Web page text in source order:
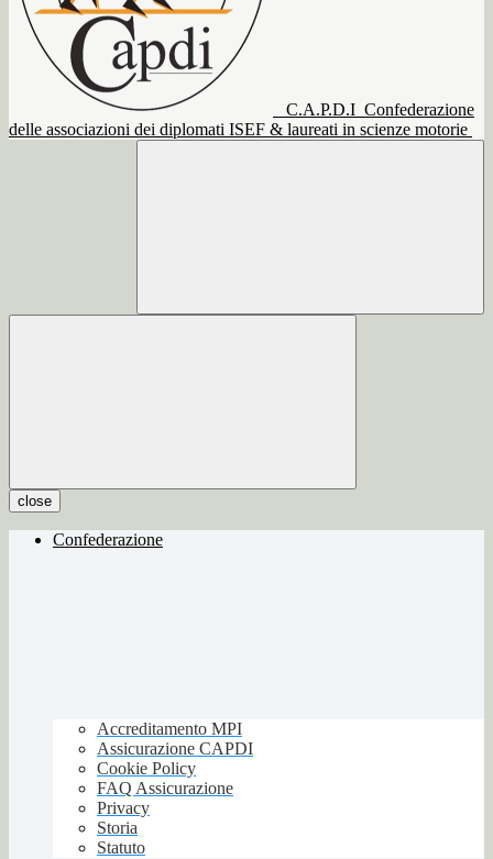
C.A.P.D.I Confederazione
delle associazioni dei diplomati ISEF & laureati in scienze motorie
close
Confederazione
Accreditamento MPI
Assicurazione CAPDI
Cookie Policy
FAQ Assicurazione
Privacy
Storia
Statuto